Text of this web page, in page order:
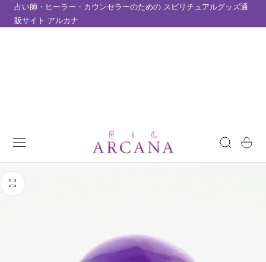
ツにスキップ
占い師・ヒーラー・カウンセラーのための スピリチュアルグッズ通
販サイト アルカナ
ー